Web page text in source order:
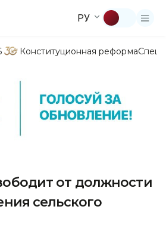
РУ
Конституционная реформа
от должности
сельского